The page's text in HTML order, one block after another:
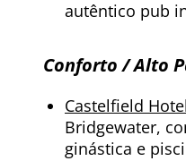
autêntico pub
Conforto / Alto
Castelfield
Bridgewater,
ginástica e